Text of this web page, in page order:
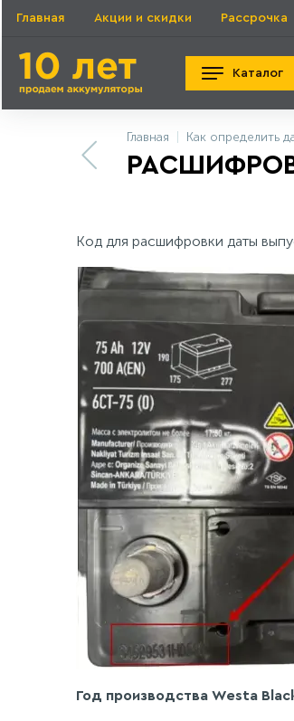
Главная Акции и скидки Рассрочка
Каталог
Главная Как определить
Код для расшифровки даты
Год производства Westa